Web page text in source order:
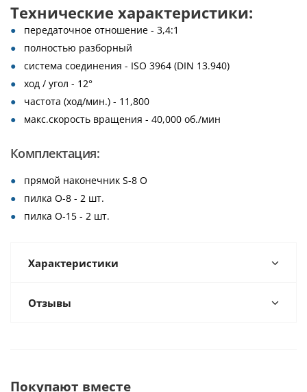
Технические характеристики:
передаточное отношение - 3,4:1
полностью разборный
система соединения - ISO 3964 (DIN 13.940)
ход / угол - 12°
частота (ход/мин.) - 11,800
макс.скорость вращения - 40,000 об./мин
Комплектация:
прямой наконечник S-8 О
пилка О-8 - 2 шт.
пилка О-15 - 2 шт.
Характеристики
Отзывы
Покупают вместе